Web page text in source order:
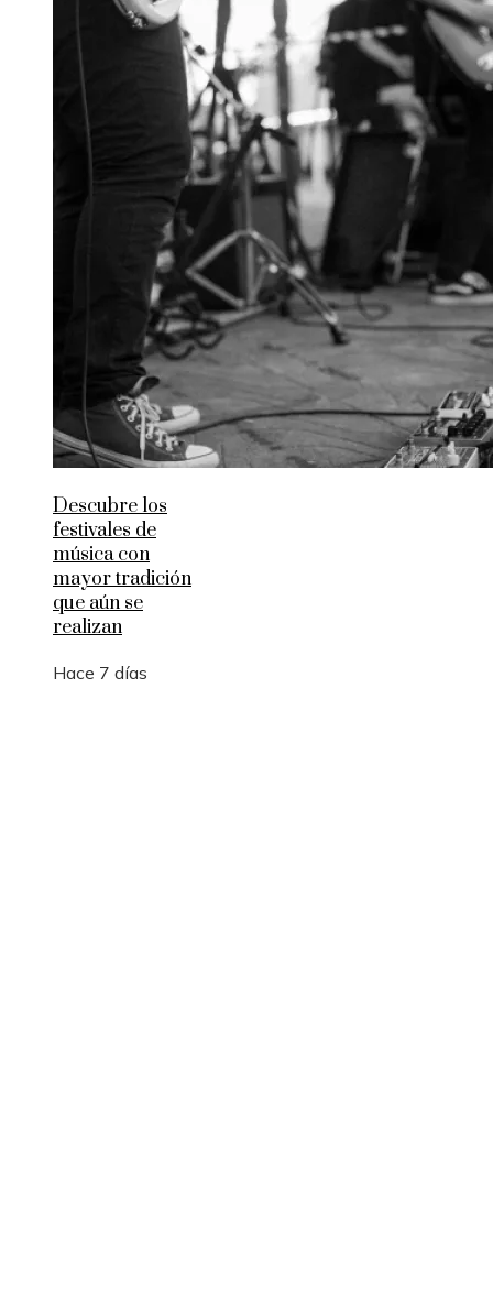
Descubre los
festivales de
música con
mayor tradición
que aún se
realizan
Hace 7 días